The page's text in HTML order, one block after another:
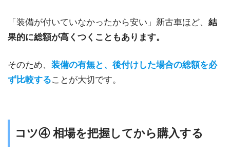
「装備が付いていなかったから安い」新古車ほど、 結
果的に総額が高くつくこともあります。
そのため、 装備の有無と、後付けした場合の総額を必
ず比較することが大切です。
コツ④ 相場を把握してから購入する